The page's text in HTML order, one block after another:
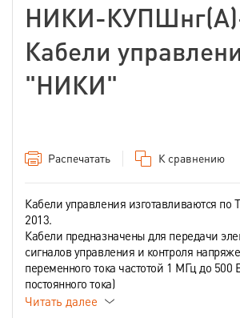
НИКИ-
Кабели
"НИКИ"
Распечатать К сравнению
Кабели управления изготавливаются по
2013.
Кабели предназначены для передачи
сигналов управления и контроля
переменного тока частотой 1 МГц до 500
постоянного тока)
Читать далее